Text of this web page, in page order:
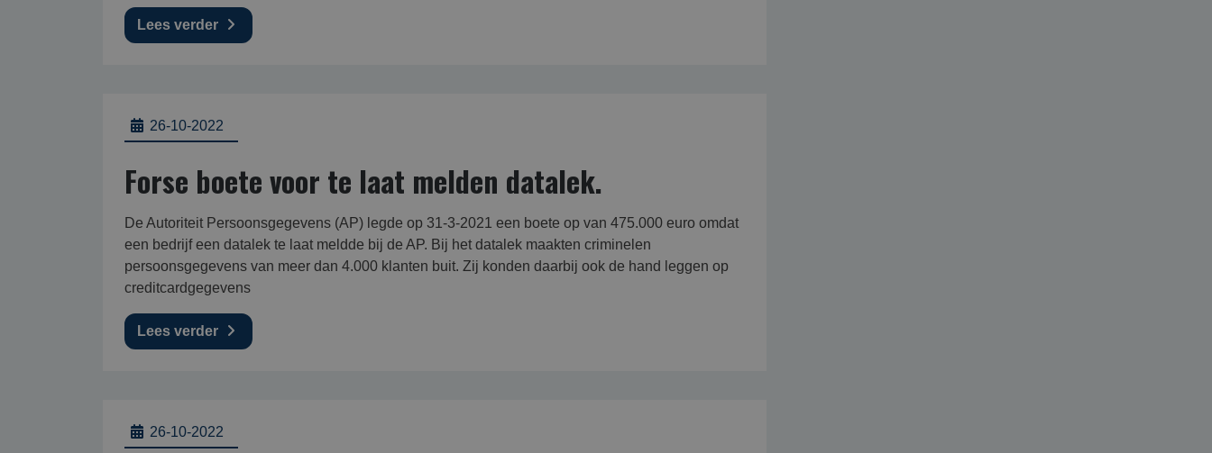
Lees verder
26-10-2022
Forse boete voor te laat melden datalek.
De Autoriteit Persoonsgegevens (AP) legde op 31-3-2021 een boete op van 475.000 euro omdat
een bedrijf een datalek te laat meldde bij de AP. Bij het datalek maakten criminelen
persoonsgegevens van meer dan 4.000 klanten buit. Zij konden daarbij ook de hand leggen op
creditcardgegevens
Lees verder
26-10-2022